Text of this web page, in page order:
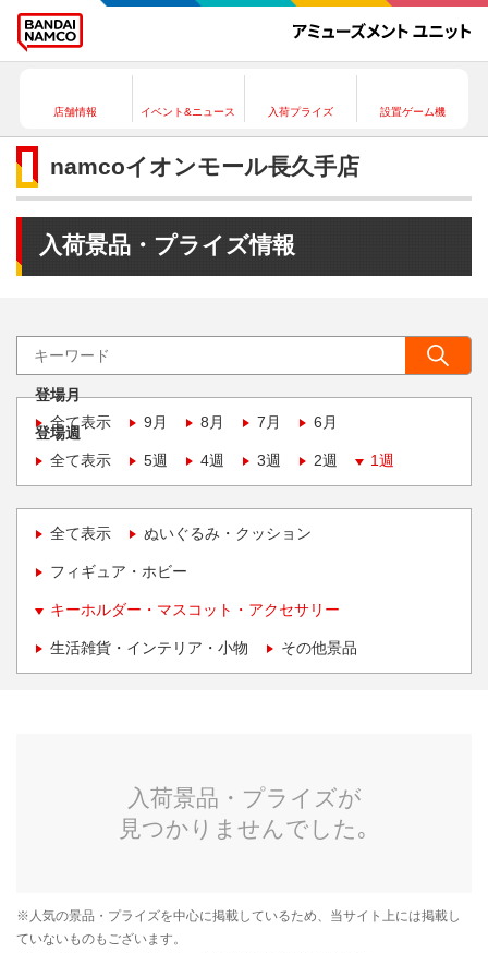
店舗情報 イベント&ニュース 入荷プライズ 設置ゲーム機
namcoイオンモール長久手店
入荷景品・プライズ情報
登場月
全て表示
9月 8月 7月 6月
登場週
全て表示
5週 4週 3週 2週 1週
全て表示 ぬいぐるみ・クッション
フィギュア・ホビー
キーホルダー・マスコット・アクセサリー
生活雑貨・インテリア・小物 その他景品